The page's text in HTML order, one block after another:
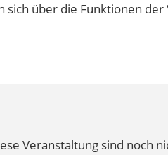
sich über die Funktionen
Veranstaltung sind noch